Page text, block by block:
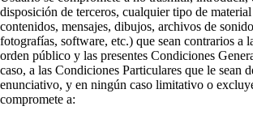
disposición de terceros, cualquier tipo de
contenidos, mensajes, dibujos, archivos de
fotografías, software, etc.) que sean contrarios a
orden público y las presentes Condiciones
caso, a las Condiciones Particulares que le sean
enunciativo, y en ningún caso limitativo o
compromete a: